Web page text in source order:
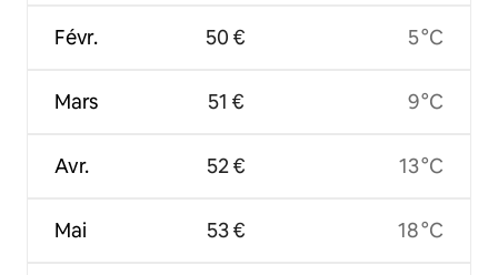
Févr.
Mars
Avr.
Mai
50 €
51 €
52 €
53 €
5 °C
9 °C
13 °C
18 °C